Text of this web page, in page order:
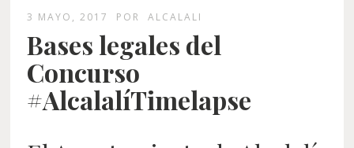
3 MAYO, 2017 POR ALCALALI
Bases legales del
Concurso
#AlcalalíTimelapse